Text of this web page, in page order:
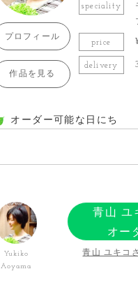
プロフィール
作品を見る
speciality
price
delivery
オーダー可能な日にち
Yukiko
Aoyama
青山 ユ
オー
青山 ユキコ